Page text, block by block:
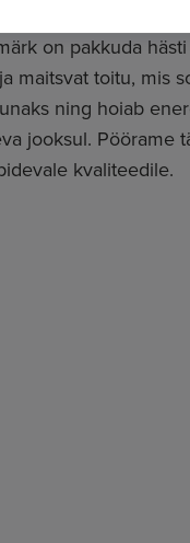
on pakkuda hästi
maitsvat toitu, mis
ning hoiab
jooksul. Pöörame
kvaliteedile.
Kadaka Buffeest